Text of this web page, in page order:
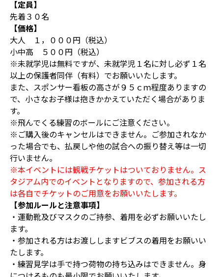
【定員】
先着３０名
【価格】
大人 １，０００円（税込）
小中高 ５００円（税込）
※未就学児は無料ですが、未就学児１名に対し必ず１名
以上の保護者同伴（有料）でお願いいたします。
また、スポンサー看板の高さが９５ｃｍ程度ありますの
で、小さなお子様は抱きかかえていただく場合がありま
す。
※飛んでくる練習のボールにご注意ください。
※ご購入後のキャンセルはできません。ご参加されなか
った場合でも、払戻しや他の試合への振り替え等は一切
行いません。
※本イベントには観戦チケットはついておりません。ス
タジアム内でのイベントとなりますので、参加される方
は各自でチケットのご用意をお願いいたします。
【参加ルールと注意事項】
・運動靴及びマスクのご持参、着用を必ずお願いいたし
ます。
・参加される方はお渡ししますビブスの着用をお願いい
たします。
・練習見学は手で持つ荷物の持ち込みはできません。身